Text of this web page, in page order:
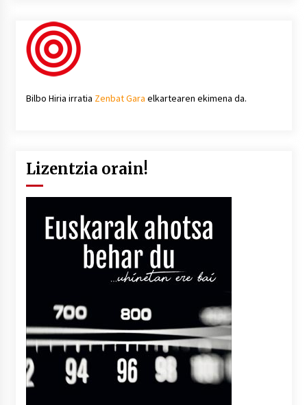
Bilbo Hiria irratia Zenbat Gara elkartearen ekimena da.
Lizentzia orain!